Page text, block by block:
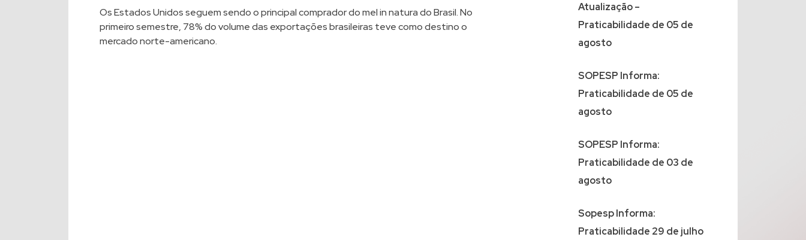
Os Estados Unidos seguem sendo o principal comprador do mel in natura do Brasil. No
primeiro semestre, 78% do volume das exportações brasileiras teve como destino o
mercado norte-americano.
Atualização –
Praticabilidade de 05 de
agosto
SOPESP Informa:
Praticabilidade de 05 de
agosto
SOPESP Informa:
Praticabilidade de 03 de
agosto
Sopesp Informa:
Praticabilidade 29 de julho